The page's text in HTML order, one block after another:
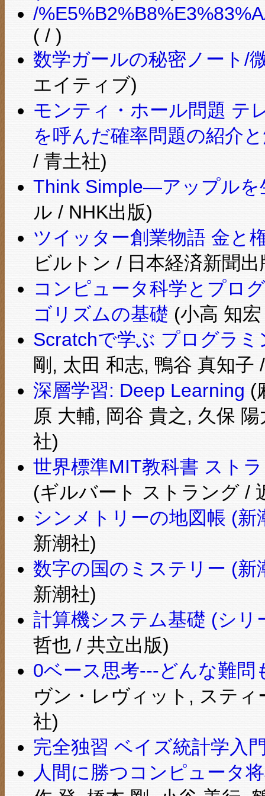
/
( / )
数学ガールの秘密ノート/
エイティブ)
モンティ・ホール問題 テ
を呼んだ確率問題の紹介
/ 青土社)
Think Simple―アップルを
ル / NHK出版)
ツイッター創業物語 金と
ビルトン / 日本経済新聞出
コンピュータ科学とプロ
ゴリズムの基礎 (小高 知
Scratchで学ぶ プログラ
剛, 太田 和志, 鴨谷 真知子
深層学習: Deep Learning (
原 大輔, 岡谷 貴之, 久保
社)
世界標準MIT教科書 スト
(ギルバート ストラング /
シンメトリーの地図帳 (新
新潮社)
数字の国のミステリー (新
新潮社)
計算機システム基礎 (シリ
哲也 / 共立出版)
0ベース思考---どんな難
ヴン・レヴィット, ステ
社)
完全独習 ベイズ統計学入
人間に勝つコンピュータ